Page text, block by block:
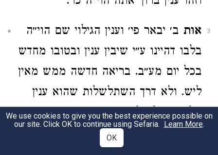
3 אות ב׳ יבאר פי׳ וענין הגילוי שם הוי״ה
בלבו דהיינו ע״י שיבין ענין ובטובו מחדש
בכל יום מע״ב. בריאה חדשה ממש מאין
ליש. ולא דרך השתלשלות שהוא ענין
גילוי ההעלם לבד. וע״ז מורה שם הוי׳.
(ועיין מענין פי׳ טוב בזח״א פ׳ בראשית)
We use cookies to give you the best experience possible on
our site. Click OK to continue using Sefaria. Learn More.
OK